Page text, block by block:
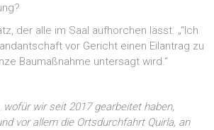
der alle im Saal aufhorchen lässt. „“Ich
vor Gericht einen Eilantrag zu
Baumaßnahme untersagt wird.“
wofür wir seit 2017 gearbeitet haben,
vor allem die Ortsdurchfahrt Quirla, an